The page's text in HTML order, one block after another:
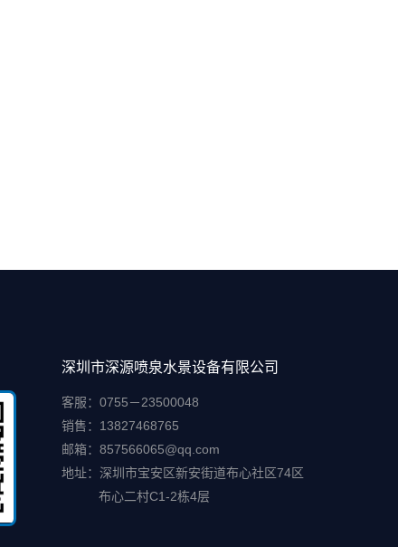
深圳市深源喷泉水景设备有限公司
客服：0755－23500048
销售：13827468765
邮箱：857566065@qq.com
地址：深圳市宝安区新安街道布心社区74区
布心二村C1-2栋4层